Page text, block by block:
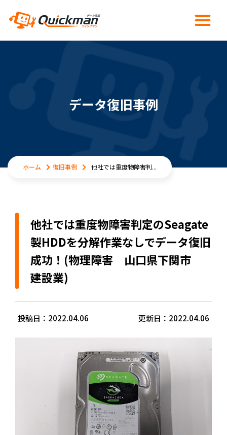
データ復旧事例
ホーム 復旧事例 他社では重度物障害判...
他社では重度物障害判定のSeagate
製HDDを分解作業なしでデータ復旧
成功！(物理障害 山口県下関市
建設業)
投稿日：2022.04.06 更新日：2022.04.06